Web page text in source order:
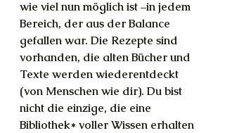
wie viel nun möglich ist –in jedem
Bereich, der aus der Balance
gefallen war. Die Rezepte sind
vorhanden, die alten Bücher und
Texte werden wiederentdeckt
(von Menschen wie dir). Du bist
nicht die einzige, die eine
Bibliothek* voller Wissen erhalten